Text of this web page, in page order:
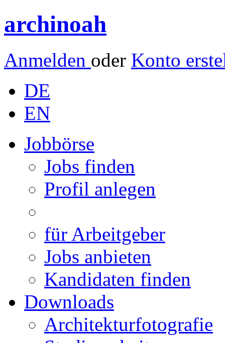
archinoah
Anmelden oder Konto
DE
EN
Jobbörse
Jobs finden
Profil anlegen
für Arbeitgeber
Jobs anbieten
Kandidaten finden
Downloads
Architekturfotografie